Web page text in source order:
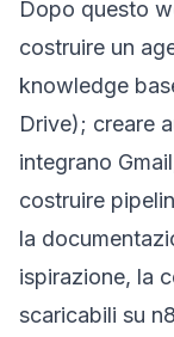
Dopo questo
costruire un
knowledge
Drive); creare
integrano
costruire
la
ispirazione, la
scaricabili su